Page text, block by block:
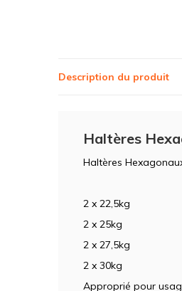
Description du produit
Haltères
Haltères
2 x 22,5kg
2 x 25kg
2 x 27,5kg
2 x 30kg
Approprié pour